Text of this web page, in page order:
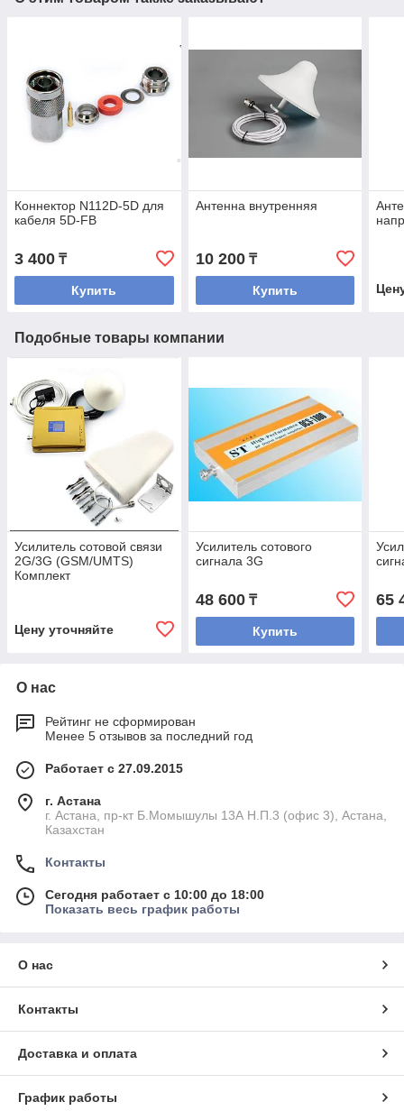
Коннектор N112D-5D для
кабеля 5D-FB
3 400 ₸
Купить
Антенна внутренняя
10 200₸
Купить
Подобные товары компании
Усилитель сотовой связи
2G/3G (GSM/UMTS)
Комплект
Цену уточняйте
Усилитель сотового
сигнала 3G
48 600₸
Купить
65
О нас
Рейтинг не сформирован
Менее 5 отзывов за последний год
Работает с 27.09.2015
г. Астана
г. Астана, пр-кт Б.Момышулы 13А Н.П.3 (офис 3), Астана,
Казахстан
Контакты
Сегодня работает с 10:00 до 18:00
Показать весь график работы
О нас
Контакты
Доставка и оплата
График работы